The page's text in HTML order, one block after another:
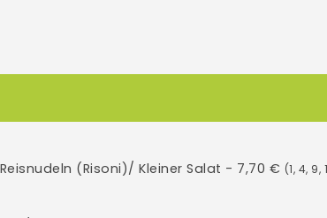
(Risoni)/ Kleiner Salat - 7,70 € (1, 4, 9,